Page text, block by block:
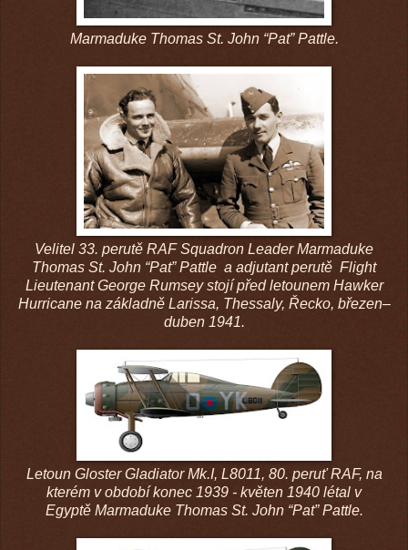
Marmaduke Thomas St. John “Pat” Pattle.
Velitel 33. perutě RAF Squadron Leader Marmaduke
Thomas St. John “Pat” Pattle a adjutant perutě Flight
Lieutenant George Rumsey stojí před letounem Hawker
Hurricane na základně Larissa, Thessaly, Řecko, březen–
duben 1941.
Letoun Gloster Gladiator Mk.I, L8011, 80. peruť RAF, na
kterém v období konec 1939 - květen 1940 létal v
Egyptě Marmaduke Thomas St. John “Pat” Pattle.